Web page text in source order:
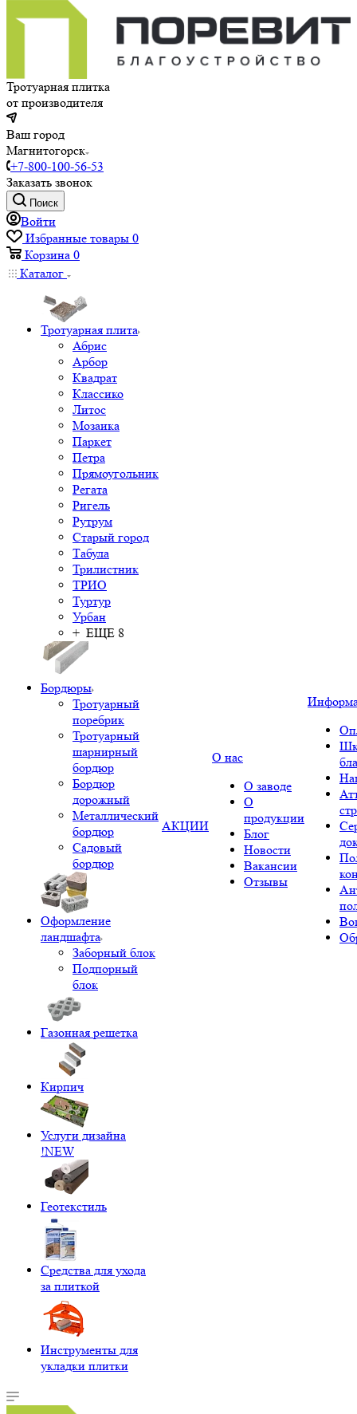
Тротуарная плитка
от производителя
Ваш город
Магнитогорск
+7-800-100-56-53
Заказать звонок
Поиск
Войти
Избранные товары 0
Корзина 0
Каталог
Тротуарная плита
Абрис
Арбор
Квадрат
Классико
Литос
Мозаика
Паркет
Петра
Прямоугольник
Регата
Ригель
Рутрум
Старый город
Табула
Трилистник
ТРИО
Туртур
Урбан
+ ЕЩЕ 8
Бордюры
Тротуарный
поребрик
Тротуарный
шарнирный
бордюр
Бордюр
дорожный
Металлический
бордюр
Садовый
бордюр
Оформление
ландшафта
Заборный блок
Подпорный
блок
Газонная решетка
Кирпич
Услуги дизайна
!NEW
Геотекстиль
Средства для ухода
за плиткой
Инструменты для
укладки плитки
АКЦИИ
О нас
О заводе
О
продукции
Блог
Новости
Вакансии
Отзывы